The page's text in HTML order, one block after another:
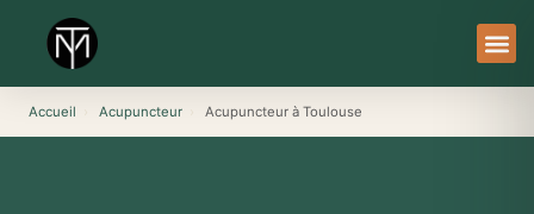
contenu
Accueil Acupuncteur Acupuncteur à Toulouse